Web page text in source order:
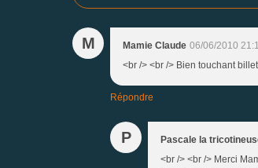
M Mamie Claude 06/06/2010
<br /> <br /> Bien touchant
Répondre
P Pascale la
<br /> <br /> Merci